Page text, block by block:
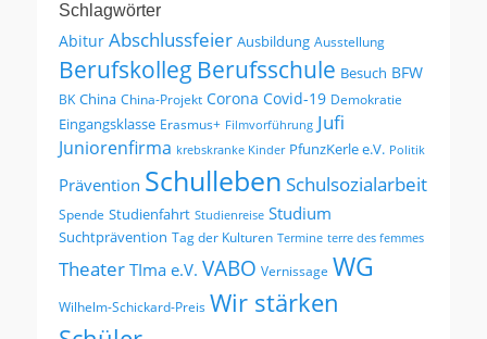
Schlagwörter
Abitur Abschlussfeier Ausbildung Ausstellung
Berufskolleg Berufsschule Besuch BFW
BK China China-Projekt Corona Covid-19 Demokratie
Eingangsklasse Erasmus+ Filmvorführung Jufi
Juniorenfirma krebskranke Kinder PfunzKerle e.V. Politik
Prävention Schulleben Schulsozialarbeit
Spende Studienfahrt Studienreise Studium
Suchtprävention Tag der Kulturen Termine terre des femmes
Theater TIma e.V. VABO Vernissage WG
Wilhelm-Schickard-Preis Wir stärken